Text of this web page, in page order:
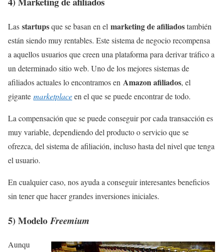
Las startupsque se basan en el marketing de afiliadostambién
están siendo muy rentables. Este sistema de negocio recompensa
a aquellos usuarios que creen una plataforma para derivar tráfico a
un determinado sitio web. Uno de los mejores sistemas de
afiliados actuales lo encontramos en Amazon afiliados, el
gigante marketplaceen el que se puede encontrar de todo.
La compensación que se puede conseguir por cada transacción es
muy variable, dependiendo del producto o servicio que se
ofrezca, del sistema de afiliación, incluso hasta del nivel que tenga
el usuario.
En cualquier caso, nos ayuda a conseguir interesantes beneficios
sin tener que hacer grandes inversiones iniciales.
5) ModeloFreemium
Aunqu